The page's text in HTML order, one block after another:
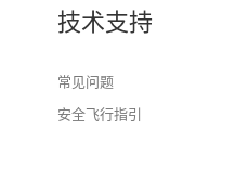
技术支持
常见问题
安全飞行指引